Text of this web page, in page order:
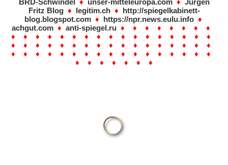
BRD-Schwindel ♦ unser-mitteleuropa.com♦ Jürgen
Fritz Blog♦ legitim.ch♦ http://spiegelkabinett-
blog.blogspot.com♦ https://npr.news.eulu.info♦
achgut.com ♦ anti-spiegel.ru ♦ ♦ ♦ ♦ ♦ ♦ ♦ ♦
♦ ♦ ♦ ♦ ♦ ♦ ♦ ♦ ♦ ♦ ♦ ♦ ♦ ♦ ♦ ♦ ♦
♦ ♦ ♦ ♦ ♦ ♦ ♦ ♦ ♦ ♦ ♦ ♦ ♦ ♦ ♦ ♦ ♦
♦ ♦ ♦ ♦ ♦ ♦ ♦ ♦ ♦ ♦ ♦ ♦ ♦ ♦ ♦ ♦ ♦
♦ ♦ ♦ ♦ ♦ ♦ ♦